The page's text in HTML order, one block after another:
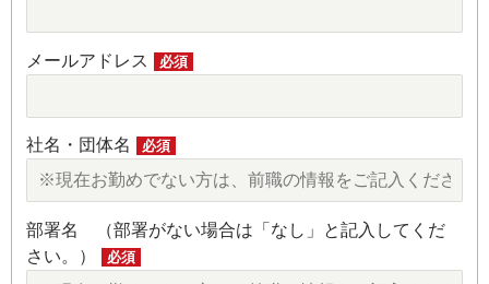
メールアドレス 必須
社名・団体名 必須
部署名 （部署がない場合は「なし」と記入してくだ
さい。）
必須